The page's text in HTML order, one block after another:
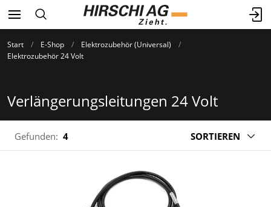
Start E-Shop
Elektrozubehör (Universal)
Elektrozubehör 24 Volt
Verlängerungsleitungen 24 Volt
Gefunden: 4 SORTIEREN